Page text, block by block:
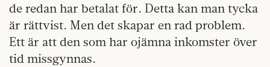
de redan har betalat för. Detta kan man tycka
är rättvist. Men det skapar en rad problem.
Ett är att den som har ojämna inkomster över
tid missgynnas.